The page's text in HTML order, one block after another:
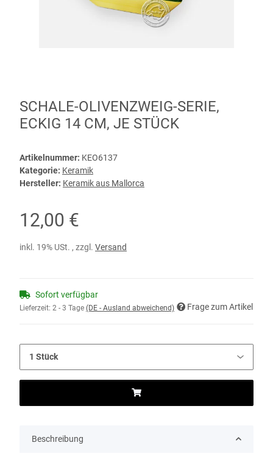
SCHALE-OLIVENZWEIG-SERIE,
ECKIG 14 CM, JE STÜCK
Artikelnummer: KEO6137
Kategorie: Keramik
Hersteller: Keramik aus Mallorca
12,00 €
inkl. 19% USt. , zzgl. Versand
Sofort verfügbar
Lieferzeit: 2 - 3 Tage (DE - Ausland abweichend) Frage zum Artikel
Beschreibung